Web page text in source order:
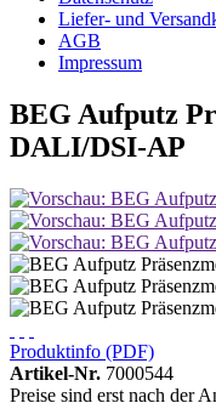
Liefer- und
AGB
Impressum
BEG Aufputz
DALI/DSI-AP
Produktinfo (PDF)
Artikel-Nr. 7000544
Preise sind erst nach der